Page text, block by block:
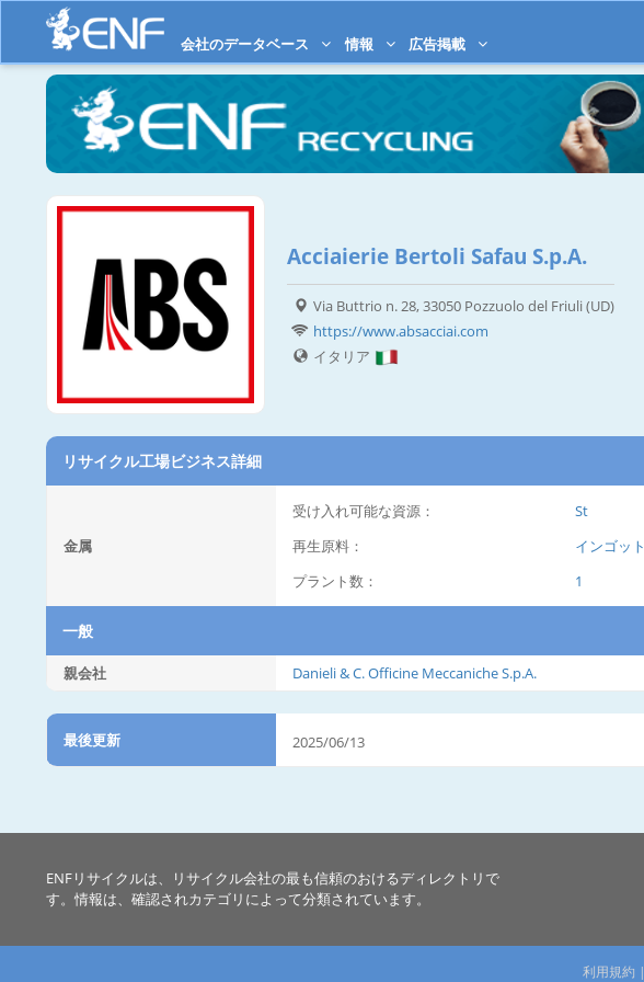
会社のデータベース 情報 広告掲載
Acciaierie Bertoli Safau S.p.A.
Via Buttrio n. 28, 33050 Pozzuolo del Friuli (UD)
https://www.absacciai.com
イタリア
リサイクル工場ビジネス詳細
金属
受け入れ可能な資源：
St
再生原料：
インゴット
プラント数：
1
一般
親会社 Danieli & C. Officine Meccaniche S.p.A.
最後更新 2025/06/13
ENFリサイクルは、リサイクル会社の最も信頼のおけるディレクトリで
す。情報は、確認されカテゴリによって分類されています。
利用規約 |